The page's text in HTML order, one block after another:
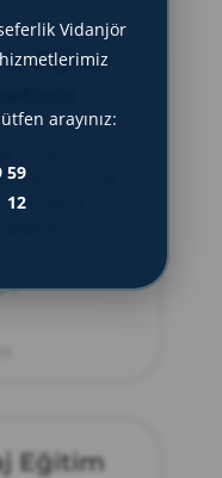
Dijital
artırır. Stok
için
»
Eğitim
Vidanjör
arayınız:
59
12